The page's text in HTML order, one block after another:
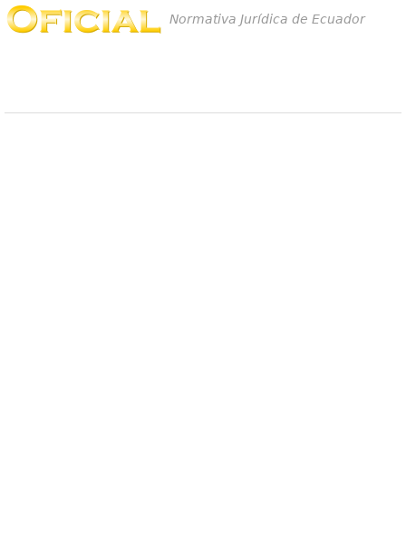
Normativa Jurídica de Ecuador